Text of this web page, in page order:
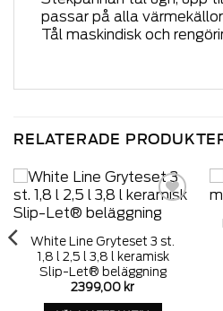
passar på alla
Tål maskindisk och
RELATERADE
Add to
White Line Gryteset 3 st.
1,8 l 2,5 l 3,8 l keramisk
Slip-Let® beläggning
2399,00 kr